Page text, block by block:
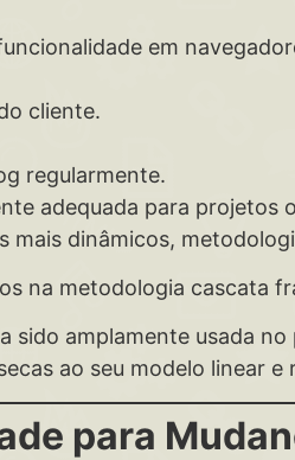
em
cliente.
regularmente.
adequada para
mais dinâmicos,
na metodologia cascata
sido amplamente usada
ao seu modelo linear
para